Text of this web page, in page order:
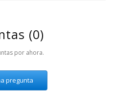
(0)
por ahora.
pregunta